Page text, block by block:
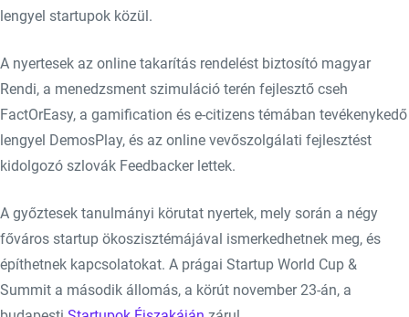
lengyel startupok közül.
A nyertesek az online takarítás rendelést biztosító magyar
Rendi, a menedzsment szimuláció terén fejlesztő cseh
FactOrEasy, a gamification és e-citizens témában tevékenykedő
lengyel DemosPlay, és az online vevőszolgálati fejlesztést
kidolgozó szlovák Feedbacker lettek.
A győztesek tanulmányi körutat nyertek, mely során a négy
főváros startup ökoszisztémájával ismerkedhetnek meg, és
építhetnek kapcsolatokat. A prágai Startup World Cup &
Summit a második állomás, a körút november 23-án, a